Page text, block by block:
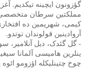
گؤزونون ایچینه تیکدیم.
مملکتین سرطان
کیمی، شهریمین ده
آروادینین قولوندان توتدو.
- گل گئدک، دیل آنلامیر،
ینلرین هامیسی آلمانا
چوخ چتینلیکله اؤزومو